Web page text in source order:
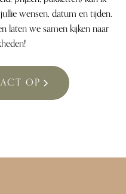
wensen, datum en tijden.
laten we samen kijken naar
OP